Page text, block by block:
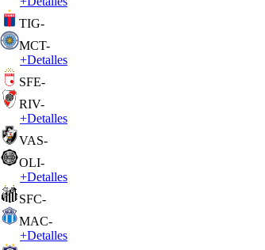
TIG-
MCT-
+Detalles
SFE-
RIV-
+Detalles
VAS-
OLI-
+Detalles
SFC-
MAC-
+Detalles